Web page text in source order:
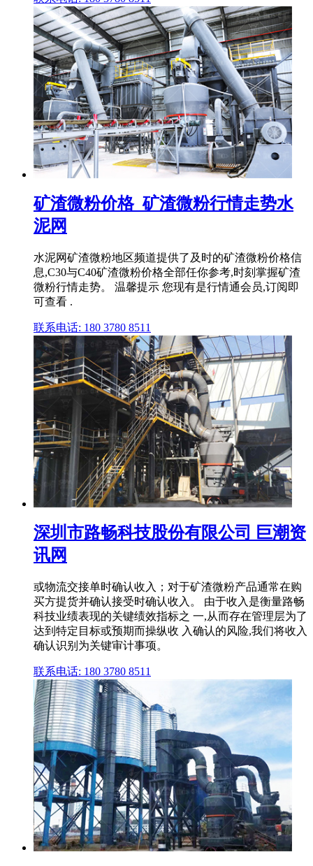
矿渣微粉价格_矿渣微粉行情走势水
泥网
水泥网矿渣微粉地区频道提供了及时的矿渣微粉价格信
息,C30与C40矿渣微粉价格全部任你参考,时刻掌握矿渣
微粉行情走势。 温馨提示 您现有是行情通会员,订阅即
可查看 .
联系电话: 180 3780 8511
深圳市路畅科技股份有限公司 巨潮资
讯网
或物流交接单时确认收入；对于矿渣微粉产品通常在购
买方提货并确认接受时确认收入。 由于收入是衡量路畅
科技业绩表现的关键绩效指标之 一,从而存在管理层为了
达到特定目标或预期而操纵收 入确认的风险,我们将收入
确认识别为关键审计事项。
联系电话: 180 3780 8511